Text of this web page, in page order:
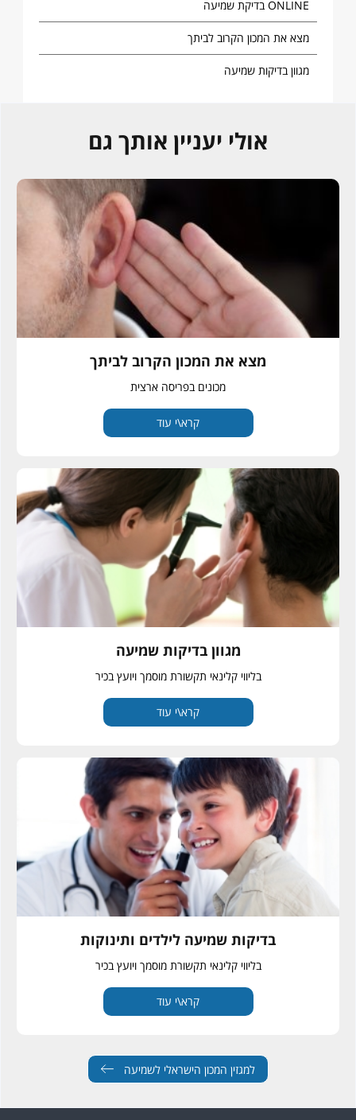
ONLINE בדיקת שמיעה
מצא את המכון הקרוב לביתך
מגוון בדיקות שמיעה
אולי יעניין אותך גם
מצא את המכון הקרוב לביתך
מכונים בפריסה ארצית
קרא\י עוד
מגוון בדיקות שמיעה
בליווי קלינאי תקשורת מוסמך ויועץ בכיר
קרא\י עוד
בדיקות שמיעה לילדים ותינוקות
בליווי קלינאי תקשורת מוסמך ויועץ בכיר
קרא\י עוד
למגזין המכון הישראלי לשמיעה